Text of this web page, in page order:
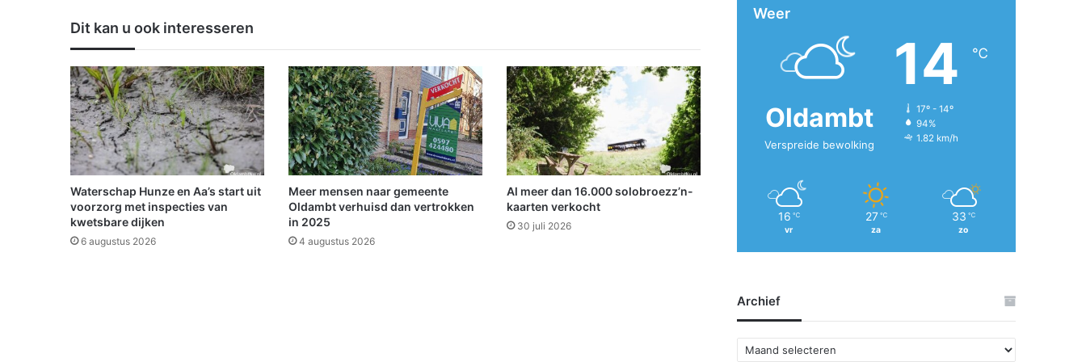
e
n
b
u
i
t
e
n
l
u
i
:
O
e
r
m
b
r
a
n
d
Dit kan u ook interesseren
Waterschap Hunze en Aa’s start uit
voorzorg met inspecties van
kwetsbare dijken
6 augustus 2026
Meer mensen naar gemeente
Oldambt verhuisd dan vertrokken
in 2025
4 augustus 2026
Al meer dan 16.000 solobroezz’n-
kaarten verkocht
30 juli 2026
Weer
Oldambt
Verspreide bewolking
14 ℃
17º - 14º
94%
1.82 km/h
16 ℃
vr
27 ℃
za
33 ℃
zo
Archief